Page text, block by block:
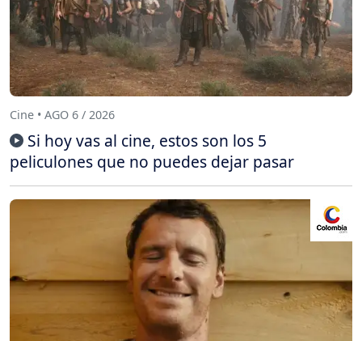
Cine • AGO 6 / 2026
Si hoy vas al cine, estos son los 5
peliculones que no puedes dejar pasar